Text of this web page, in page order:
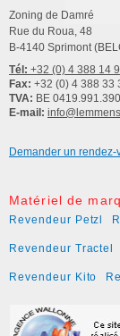
Zoning de Damré
Rue du Roua, 48
B-4140 Sprimont
Tél: +32 (0) 4 388 14
Fax: +32 (0) 4 388 33
TVA: BE 0419.991.390
E-mail:
Demander un rendez-
Matériel de
Revendeur Petzl
Revendeur Tractel
Revendeur Kito